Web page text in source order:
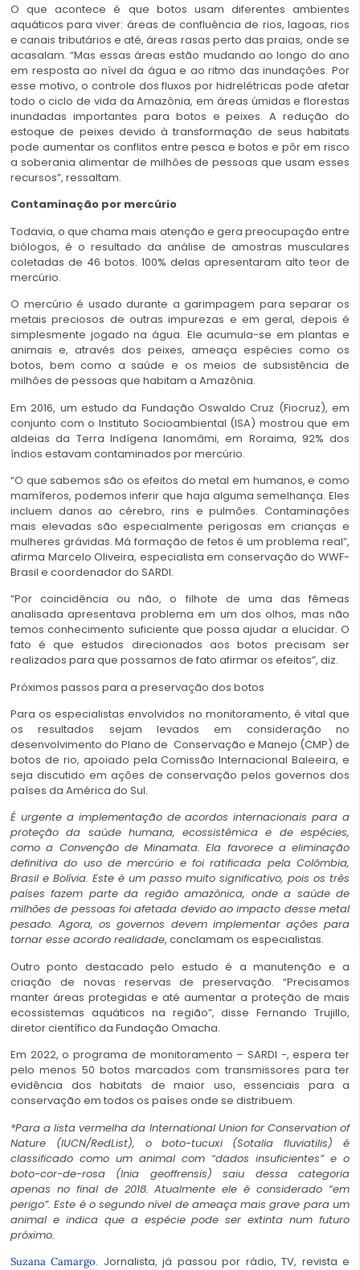
O que acontece é que botos usam diferentes ambientes
aquáticos para viver: áreas de confluência de rios, lagoas, rios
e canais tributários e até, áreas rasas perto das praias, onde se
acasalam. “Mas essas áreas estão mudando ao longo do ano
em resposta ao nível da água e ao ritmo das inundações. Por
esse motivo, o controle dos fluxos por hidrelétricas pode afetar
todo o ciclo de vida da Amazônia, em áreas úmidas e florestas
inundadas importantes para botos e peixes. A redução do
estoque de peixes devido à transformação de seus habitats
pode aumentar os conflitos entre pesca e botos e pôr em risco
a soberania alimentar de milhões de pessoas que usam esses
recursos”, ressaltam.
Contaminação por mercúrio
Todavia, o que chama mais atenção e gera preocupação entre
biólogos, é o resultado da análise de amostras musculares
coletadas de 46 botos. 100% delas apresentaram alto teor de
mercúrio.
O mercúrio é usado durante a garimpagem para separar os
metais preciosos de outras impurezas e em geral, depois é
simplesmente jogado na água. Ele acumula-se em plantas e
animais e, através dos peixes, ameaça espécies como os
botos, bem como a saúde e os meios de subsistência de
milhões de pessoas que habitam a Amazônia.
Em 2016, um estudo da Fundação Oswaldo Cruz (Fiocruz), em
conjunto com o Instituto Socioambiental (ISA) mostrou que em
aldeias da Terra Indígena Ianomâmi, em Roraima, 92% dos
índios estavam contaminados por mercúrio.
“O que sabemos são os efeitos do metal em humanos, e como
mamíferos, podemos inferir que haja alguma semelhança. Eles
incluem danos ao cérebro, rins e pulmões. Contaminações
mais elevadas são especialmente perigosas em crianças e
mulheres grávidas. Má formação de fetos é um problema real”,
afirma Marcelo Oliveira, especialista em conservação do WWF-
Brasil e coordenador do SARDI.
“Por coincidência ou não, o filhote de uma das fêmeas
analisada apresentava problema em um dos olhos, mas não
temos conhecimento suficiente que possa ajudar a elucidar. O
fato é que estudos direcionados aos botos precisam ser
realizados para que possamos de fato afirmar os efeitos”, diz.
Próximos passos para a preservação dos botos
Para os especialistas envolvidos no monitoramento, é vital que
os resultados sejam levados em consideração no
desenvolvimento do Plano de Conservação e Manejo (CMP) de
botos de rio, apoiado pela Comissão Internacional Baleeira, e
seja discutido em ações de conservação pelos governos dos
países da América do Sul.
É urgente a implementação de acordos internacionais para a
proteção da saúde humana, ecossistêmica e de espécies,
como a Convenção de Minamata. Ela favorece a eliminação
definitiva do uso de mercúrio e foi ratificada pela Colômbia,
Brasil e Bolívia. Este é um passo muito significativo, pois os três
países fazem parte da região amazônica, onde a saúde de
milhões de pessoas foi afetada devido ao impacto desse metal
pesado. Agora, os governos devem implementar ações para
tornar esse acordo realidade, conclamam os especialistas.
Outro ponto destacado pelo estudo é a manutenção e a
criação de novas reservas de preservação. “Precisamos
manter áreas protegidas e até aumentar a proteção de mais
ecossistemas aquáticos na região”, disse Fernando Trujillo,
diretor científico da Fundação Omacha.
Em 2022, o programa de monitoramento – SARDI -, espera ter
pelo menos 50 botos marcados com transmissores para ter
evidência dos habitats de maior uso, essenciais para a
conservação em todos os países onde se distribuem.
*Para a lista vermelha da International Union for Conservation of
Nature (IUCN/RedList), o boto-tucuxi (Sotalia fluviatilis) é
classificado como um animal com “dados insuficientes” e o
boto-cor-de-rosa (Inia geoffrensis) saiu dessa categoria
apenas no final de 2018. Atualmente ele é considerado “em
perigo”. Este é o segundo nível de ameaça mais grave para um
animal e indica que a espécie pode ser extinta num futuro
próximo.
Suzana Camargo. Jornalista, já passou por rádio, TV, revista e